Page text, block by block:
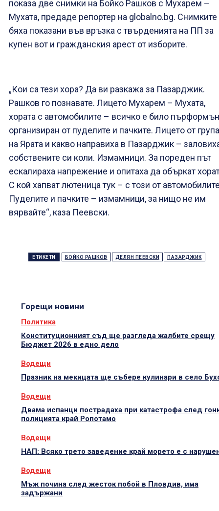
показа две снимки на Бойко Рашков с Мухарем –
Мухата, предаде репортер на globalno.bg. Снимките
бяха показани във връзка с твърденията на ПП за
купен вот и гражданския арест от изборите.
„Кои са тези хора? Да ви разкажа за Пазарджик.
Рашков го познавате. Лицето Мухарем – Мухата,
хората с автомобилите – всичко е било
организиран от пуделите и пачките. Лицето от
на Ярата и какво направиха в Пазарджик –
собствените си коли. Измамници. За пореден път
ескалираха напрежение и опитаха да объркат
С кой хапват лютеница тук – с този от
Пуделите и пачките – измамници, за нищо не им
вярвайте“, каза Пеевски.
ЕТИКЕТИ БОЙКО РАШКОВ ДЕЛЯН ПЕЕВСКИ ПАЗАРДЖИК
Горещи новини
Политика
Конституционният съд ще разгледа жалбите срещу
Бюджет 2026 в едно дело
Водещи
Празник на мекицата ще събере кулинари в село
Водещи
Двама испанци пострадаха при катастрофа след
полицията край Ропотамо
Водещи
НАП: Всяко трето заведение край морето е с
Водещи
Мъж почина след жесток побой в Пловдив, има
задържани